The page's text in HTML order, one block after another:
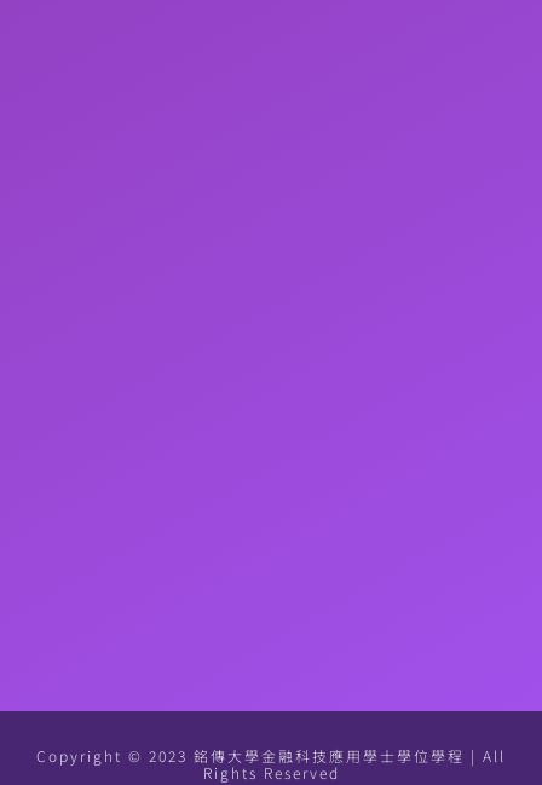
Copyright © 2023 銘傳大學金融科技應用學士學位學程 | All
Rights Reserved